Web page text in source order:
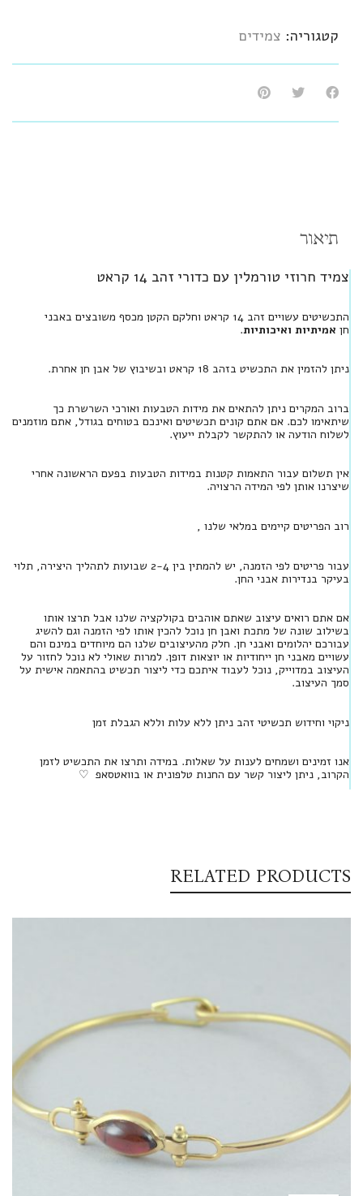
קטגוריה: צמידים
תיאור
צמיד חרוזי טורמלין עם כדורי זהב 14 קראט
התכשיטים עשויים זהב 14 קראט וחלקם הקטן מכסף משובצים באבני
חן אמיתיות ואיכותיות.
ניתן להזמין את התכשיט בזהב 18 קראט ובשיבוץ של אבן חן אחרת.
ברוב המקרים ניתן להתאים את מידות הטבעות ואורכי השרשרת כך
שיתאימו לכם. אם אתם קונים תכשיטים ואינכם בטוחים בגודל, אתם מוזמנים
לשלוח הודעה או להתקשר לקבלת ייעוץ.
אין תשלום עבור התאמות קטנות במידות הטבעות בפעם הראשונה אחרי
שיצרנו אותן לפי המידה הרצויה.
רוב הפריטים קיימים במלאי שלנו ,
עבור פריטים לפי הזמנה, יש להמתין בין 2-4 שבועות לתהליך היצירה, תלוי
בעיקר בנדירות אבני החן.
אם אתם רואים עיצוב שאתם אוהבים בקולקציה שלנו אבל תרצו אותו
בשילוב שונה של מתכת ואבן חן נוכל להכין אותו לפי הזמנה וגם להשיג
עבורכם יהלומים ואבני חן. חלק מהעיצובים שלנו הם מיוחדים במינם והם
עשויים מאבני חן ייחודיות או יוצאות דופן. למרות שאולי לא נוכל לחזור על
העיצוב במדוייק, נוכל לעבוד איתכם כדי ליצור תכשיט בהתאמה אישית על
סמך העיצוב.
ניקוי וחידוש תכשיטי זהב ניתן ללא עלות וללא הגבלת זמן
אנו זמינים ושמחים לענות על שאלות. במידה ותרצו את התכשיט לזמן
הקרוב, ניתן ליצור קשר עם החנות טלפונית או בוואטסאפ ♡
RELATED PRODUCTS